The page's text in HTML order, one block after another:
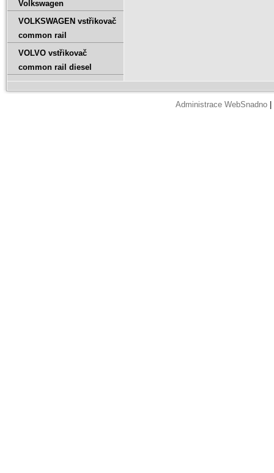
Volkswagen
VOLKSWAGEN vstřikovač
common rail
VOLVO vstřikovač
common rail diesel
Administrace WebSnadno|